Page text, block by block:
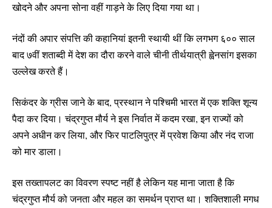
खोदने और अपना सोना वहीं गाड़ने के लिए दिया गया था।
नंदों की अपार संपत्ति की कहानियां इतनी स्थायी थीं कि लगभग ६०० साल
बाद ७वीं शताब्दी में देश का दौरा करने वाले चीनी तीर्थयात्री ह्वेनसांग इसका
उल्लेख करते हैं।
सिकंदर के ग्रीस जाने के बाद, प्रस्थान ने पश्चिमी भारत में एक शक्ति शून्य
पैदा कर दिया। चंद्रगुप्त मौर्य ने इस निर्वात में कदम रखा, इन राज्यों को
अपने अधीन कर लिया, और फिर पाटलिपुत्र में प्रवेश किया और नंद राजा
को मार डाला।
इस तख्तापलट का विवरण स्पष्ट नहीं है लेकिन यह माना जाता है कि
चंद्रगुप्त मौर्य को जनता और महल का समर्थन प्राप्त था। शक्तिशाली मगध